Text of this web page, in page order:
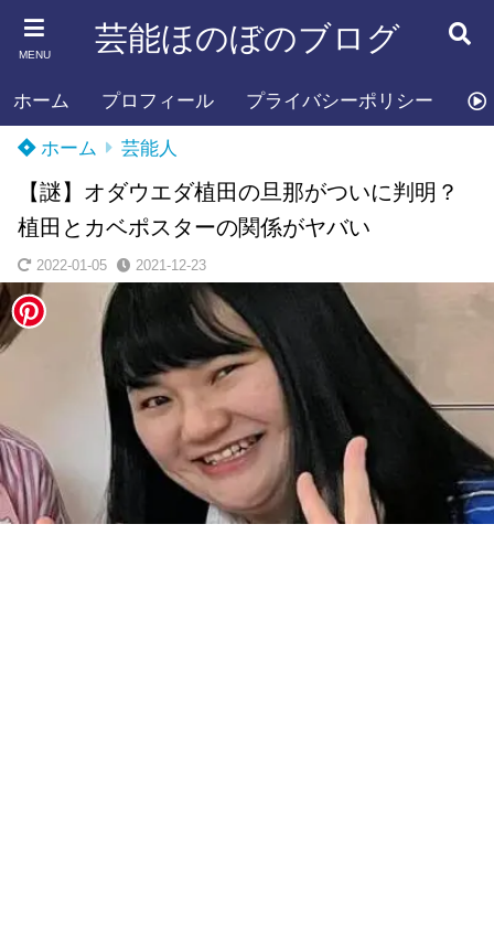
MENU 芸能ほのぼのブログ
ホーム プロフィール プライバシーポリシー お
ホーム 芸能人
【謎】オダウエダ植田の旦那がついに判明？
植田とカベポスターの関係がヤバい
2022-01-05 2021-12-23